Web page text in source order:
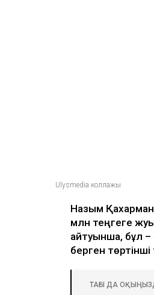
Ulysmedia коллажы
Назым
млн теңгеге
айтуынша, бұл –
берген
ТАҒЫ ДА